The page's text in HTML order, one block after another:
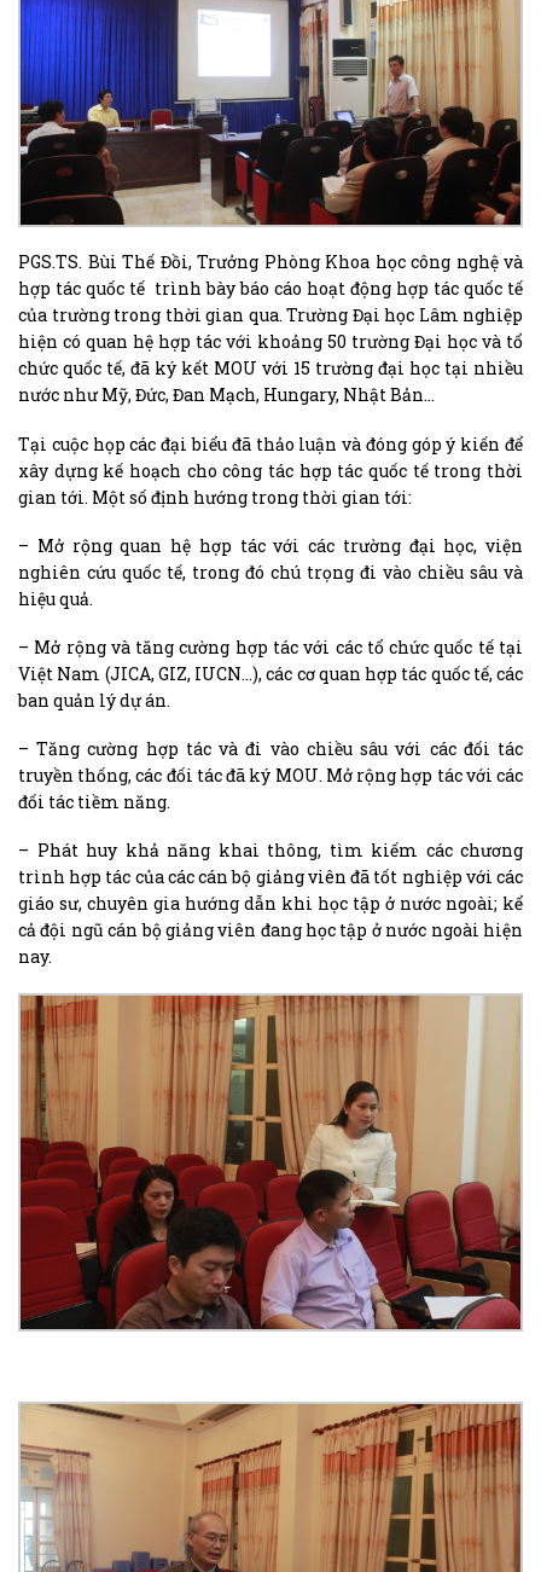
PGS.TS. Bùi Thế Đồi, Trưởng Phòng Khoa học công nghệ và
hợp tác quốc tế trình bày báo cáo hoạt động hợp tác quốc tế
của trường trong thời gian qua. Trường Đại học Lâm nghiệp
hiện có quan hệ hợp tác với khoảng 50 trường Đại học và tổ
chức quốc tế, đã ký kết MOU với 15 trường đại học tại nhiều
nước như Mỹ, Đức, Đan Mạch, Hungary, Nhật Bản…
Tại cuộc họp các đại biểu đã thảo luận và đóng góp ý kiến để
xây dựng kế hoạch cho công tác hợp tác quốc tế trong thời
gian tới. Một số định hướng trong thời gian tới:
– Mở rộng quan hệ hợp tác với các trường đại học, viện
nghiên cứu quốc tế, trong đó chú trọng đi vào chiều sâu và
hiệu quả.
– Mở rộng và tăng cường hợp tác với các tổ chức quốc tế tại
Việt Nam (JICA, GIZ, IUCN…), các cơ quan hợp tác quốc tế, các
ban quản lý dự án.
– Tăng cường hợp tác và đi vào chiều sâu với các đối tác
truyền thống, các đối tác đã ký MOU. Mở rộng hợp tác với các
đối tác tiềm năng.
– Phát huy khả năng khai thông, tìm kiếm các chương
trình hợp tác của các cán bộ giảng viên đã tốt nghiệp với các
giáo sư, chuyên gia hướng dẫn khi học tập ở nước ngoài; kể
cả đội ngũ cán bộ giảng viên đang học tập ở nước ngoài hiện
nay.